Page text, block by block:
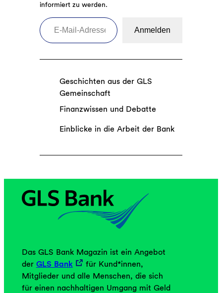
informiert zu werden.
E-Mail-Adresse eingeben
Anmelden
Geschichten aus der GLS
Gemeinschaft
Finanzwissen und Debatte
Einblicke in die Arbeit der Bank
Das GLS Bank Magazin ist ein Angebot
der GLS Bank
für Kund*innen,
Mitglieder und alle Menschen, die sich
für einen nachhaltigen Umgang mit Geld